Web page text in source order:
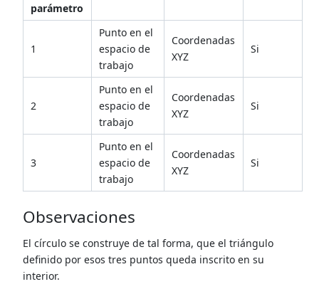
parámetro
1
Punto en el
espacio de
trabajo
Coordenadas
XYZ
Si
2
Punto en el
espacio de
trabajo
Coordenadas
XYZ
Si
3
Punto en el
espacio de
trabajo
Coordenadas
XYZ
Si
Observaciones
El círculo se construye de tal forma, que el triángulo
definido por esos tres puntos queda inscrito en su
interior.